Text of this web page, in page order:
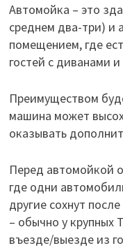
Автомойка – это
среднем два-три) и
помещением, где
гостей с диванами
Преимуществом
машина может
оказывать
Перед автомойкой
где одни
другие сохнут
– обычно у крупных
въезде/выезде из